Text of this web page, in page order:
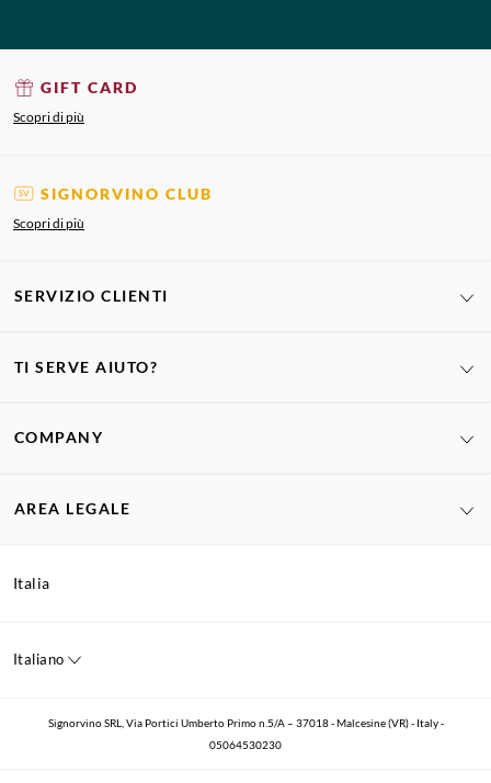
GIFT CARD
Scopri di più
SIGNORVINO CLUB
Scopri di più
SERVIZIO CLIENTI
TI SERVE AIUTO?
COMPANY
AREA LEGALE
Italia
Italiano
Signorvino SRL, Via Portici Umberto Primo n.5/A – 37018 - Malcesine (VR) - Italy -
05064530230